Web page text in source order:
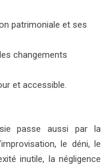
patrimoniale et ses
changements
et accessible.
passe aussi par la
le déni, le
inutile, la négligence